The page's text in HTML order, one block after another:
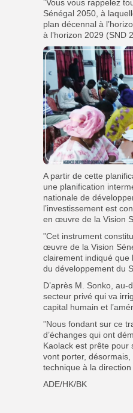
”Vous vous rappelez
Sénégal 2050, à
plan décennal à
à l’horizon 2029 (SND
A partir de cette
une planification
nationale de
l’investissement est
en œuvre de la Vision
”Cet instrument
œuvre de la Vision
clairement indiqué que
du développement du
D’après M. Sonko, au-
secteur privé qui va
capital humain et
”Nous fondant sur ce
d’échanges qui ont
Kaolack est prête pour
vont porter,
technique à la
ADE/HK/BK